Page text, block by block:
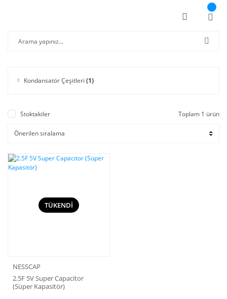
Kondansatör Çeşitleri (1)
Stoktakiler Toplam 1 ürün
TÜKENDİ
NESSCAP
2.5F 5V Super Capacitor
(Süper Kapasitör)